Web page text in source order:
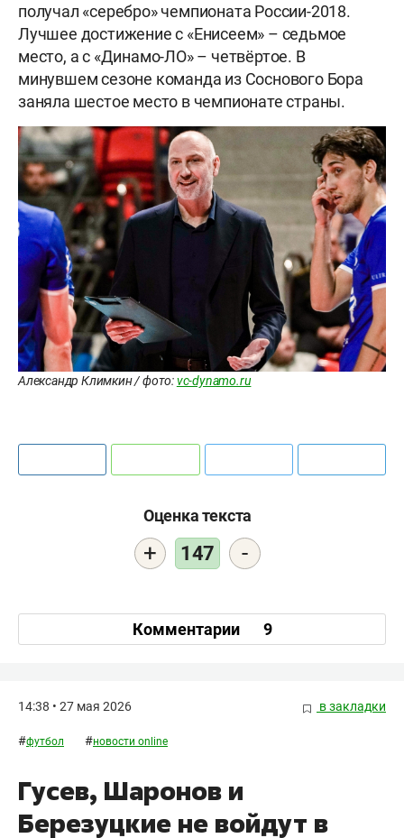
получал «серебро» чемпионата России-2018.
Лучшее достижение с «Енисеем» – седьмое
место, а с «Динамо-ЛО» – четвёртое. В
минувшем сезоне команда из Соснового Бора
заняла шестое место в чемпионате страны.
Александр Климкин / фото:vc-dynamo.ru
Оценка текста
+ 147 -
Комментарии 9
14:38 • 27 мая 2026 в закладки
#футбол #новости online
Гусев, Шаронов и
Березуцкие не войдут в